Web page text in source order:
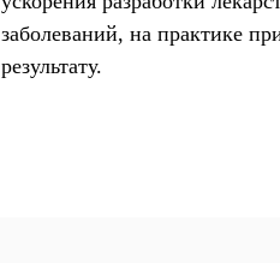
заболеваний, на практике
результату.